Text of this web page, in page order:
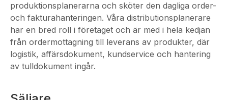
produktionsplanerarna och sköter den dagliga order-
och fakturahanteringen. Våra distributionsplanerare
har en bred roll i företaget och är med i hela kedjan
från ordermottagning till leverans av produkter, där
logistik, affärsdokument, kundservice och hantering
av tulldokument ingår.